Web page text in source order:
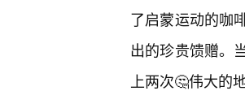
了启蒙运动的咖
出的珍贵馈赠。
上两次🤔伟大的